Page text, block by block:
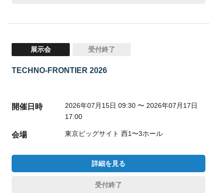
展示会 受付終了
TECHNO-FRONTIER 2026
開催日時
2026年07月15日 09:30 〜 2026年07月17日
17:00
会場 東京ビッグサイト 西1〜3ホール
詳細を見る
受付終了